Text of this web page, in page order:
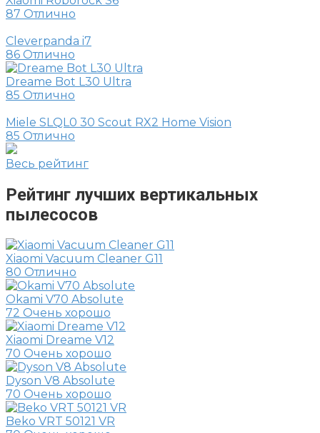
87 Отлично
Cleverpanda i7
86 Отлично
Dreame Bot L30 Ultra
85 Отлично
Miele SLQL0 30 Scout RX2 Home Vision
85 Отлично
Весь рейтинг
Рейтинг лучших вертикальных
пылесосов
Xiaomi Vacuum Cleaner G11
80 Отлично
Okami V70 Absolute
72 Очень хорошо
Xiaomi Dreame V12
70 Очень хорошо
Dyson V8 Absolute
70 Очень хорошо
Beko VRT 50121 VR